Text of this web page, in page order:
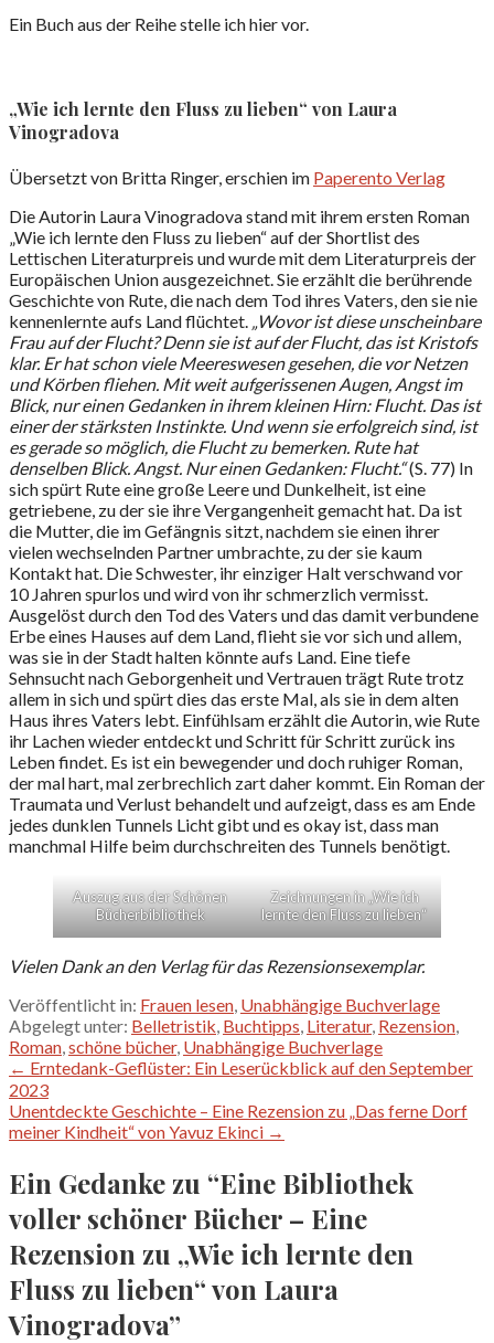
Ein Buch aus der Reihe stelle ich hier vor.
„Wie ich lernte den Fluss zu lieben“ von Laura
Vinogradova
Übersetzt von Britta Ringer, erschien im Paperento Verlag
Die Autorin Laura Vinogradova stand mit ihrem ersten Roman
„Wie ich lernte den Fluss zu lieben“ auf der Shortlist des
Lettischen Literaturpreis und wurde mit dem Literaturpreis der
Europäischen Union ausgezeichnet. Sie erzählt die berührende
Geschichte von Rute, die nach dem Tod ihres Vaters, den sie nie
kennenlernte aufs Land flüchtet.
„Wovor ist diese unscheinbare
Frau auf der Flucht? Denn sie ist auf der Flucht, das ist Kristofs
klar. Er hat schon viele Meereswesen gesehen, die vor Netzen
und Körben fliehen. Mit weit aufgerissenen Augen, Angst im
Blick, nur einen Gedanken in ihrem kleinen Hirn: Flucht. Das ist
einer der stärksten Instinkte. Und wenn sie erfolgreich sind, ist
es gerade so möglich, die Flucht zu bemerken. Rute hat
denselben Blick. Angst. Nur einen Gedanken: Flucht.“(S. 77) In
sich spürt Rute eine große Leere und Dunkelheit, ist eine
getriebene, zu der sie ihre Vergangenheit gemacht hat. Da ist
die Mutter, die im Gefängnis sitzt, nachdem sie einen ihrer
vielen wechselnden Partner umbrachte, zu der sie kaum
Kontakt hat. Die Schwester, ihr einziger Halt verschwand vor
10 Jahren spurlos und wird von ihr schmerzlich vermisst.
Ausgelöst durch den Tod des Vaters und das damit verbundene
Erbe eines Hauses auf dem Land, flieht sie vor sich und allem,
was sie in der Stadt halten könnte aufs Land. Eine tiefe
Sehnsucht nach Geborgenheit und Vertrauen trägt Rute trotz
allem in sich und spürt dies das erste Mal, als sie in dem alten
Haus ihres Vaters lebt. Einfühlsam erzählt die Autorin, wie Rute
ihr Lachen wieder entdeckt und Schritt für Schritt zurück ins
Leben findet. Es ist ein bewegender und doch ruhiger Roman,
der mal hart, mal zerbrechlich zart daher kommt. Ein Roman der
Traumata und Verlust behandelt und aufzeigt, dass es am Ende
jedes dunklen Tunnels Licht gibt und es okay ist, dass man
manchmal Hilfe beim durchschreiten des Tunnels benötigt.
Auszug aus der Schönen
Bücherbibliothek
Zeichnungen in „Wie ich
lernte den Fluss zu lieben“
Vielen Dank an den Verlag für das Rezensionsexemplar.
Veröffentlicht in: Frauen lesen Unabhängige Buchverlage
Abgelegt unter: Belletristik Buchtipps Literatur, Rezension
Roman schöne bücher, Unabhängige Buchverlage
Beitragsnavigation
← Erntedank-Geflüster: Ein Leserückblick auf den September
2023
Unentdeckte Geschichte – Eine Rezension zu „Das ferne Dorf
meiner Kindheit“ von Yavuz Ekinci →
Ein Gedanke zu “Eine Bibliothek
voller schöner Bücher – Eine
Rezension zu „Wie ich lernte den
Fluss zu lieben“ von Laura
Vinogradova”